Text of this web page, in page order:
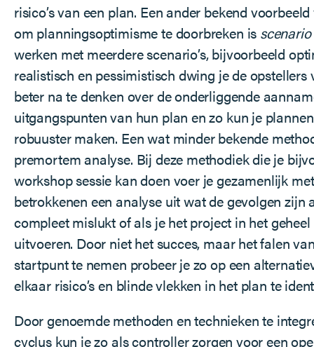
risico’s van een plan. Een ander bekend
om planningsoptimisme te doorbreken is
werken met meerdere scenario’s, bijvoorbeeld
realistisch en pessimistisch dwing je de opstellers
beter na te denken over de onderliggende
uitgangspunten van hun plan en zo kun je
robuuster maken. Een wat minder bekende
premortem analyse. Bij deze methodiek die je
workshop sessie kan doen voer je gezamenlijk
betrokkenen een analyse uit wat de gevolgen zijn
compleet mislukt of als je het project in het
uitvoeren. Door niet het succes, maar het falen
startpunt te nemen probeer je zo op een
elkaar risico’s en blinde vlekken in het plan te
Door genoemde methoden en technieken te
cyclus kun je zo als controller zorgen voor een